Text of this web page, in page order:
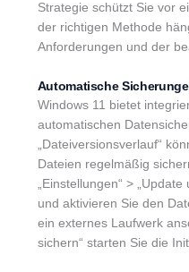
Strategie schützt Sie vor
der richtigen Methode
Anforderungen und der
Automatische
Windows 11 bietet
automatischen
„Dateiversionsverlauf“
Dateien regelmäßig
„Einstellungen“ > „Update
und aktivieren Sie den
ein externes Laufwerk
sichern“ starten Sie die